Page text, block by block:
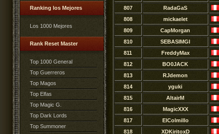
Ranking los Mejores
Los 1000 Mejores
Rank Reset Master
Top 1000 General
Top Guerreros
Top Magos
Top Elfas
Top Magic G.
Top Dark Lords
Top Summoner
807
RadaGaS
808
mickaelet
809
CapMorgan
810
SEBASIMGI
811
FreddyMax
812
BO0JACK
813
RJdemon
814
yguki
815
AltairM
816
MagicXXX
817
ElColmillo
818
XDKiritoxD